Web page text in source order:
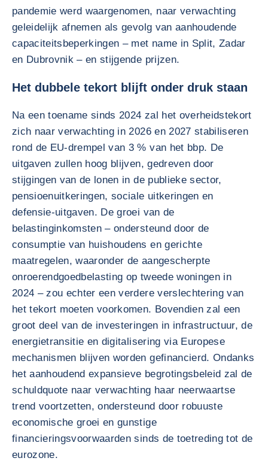
pandemie werd waargenomen, naar verwachting
geleidelijk afnemen als gevolg van aanhoudende
capaciteitsbeperkingen – met name in Split, Zadar
en Dubrovnik – en stijgende prijzen.
Het dubbele tekort blijft onder druk staan
Na een toename sinds 2024 zal het overheidstekort
zich naar verwachting in 2026 en 2027 stabiliseren
rond de EU-drempel van 3 % van het bbp. De
uitgaven zullen hoog blijven, gedreven door
stijgingen van de lonen in de publieke sector,
pensioenuitkeringen, sociale uitkeringen en
defensie-uitgaven. De groei van de
belastinginkomsten – ondersteund door de
consumptie van huishoudens en gerichte
maatregelen, waaronder de aangescherpte
onroerendgoedbelasting op tweede woningen in
2024 – zou echter een verdere verslechtering van
het tekort moeten voorkomen. Bovendien zal een
groot deel van de investeringen in infrastructuur, de
energietransitie en digitalisering via Europese
mechanismen blijven worden gefinancierd. Ondanks
het aanhoudend expansieve begrotingsbeleid zal de
schuldquote naar verwachting haar neerwaartse
trend voortzetten, ondersteund door robuuste
economische groei en gunstige
financieringsvoorwaarden sinds de toetreding tot de
eurozone.